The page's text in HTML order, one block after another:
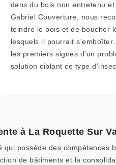
dans du bois non entretenu
Gabriel Couverture, nous
teindre le bois et de boucher
lesquels il pourrait
les premiers signes d'un
solution ciblant ce type
à La Roquette Sur
possède des
de bâtiments et la